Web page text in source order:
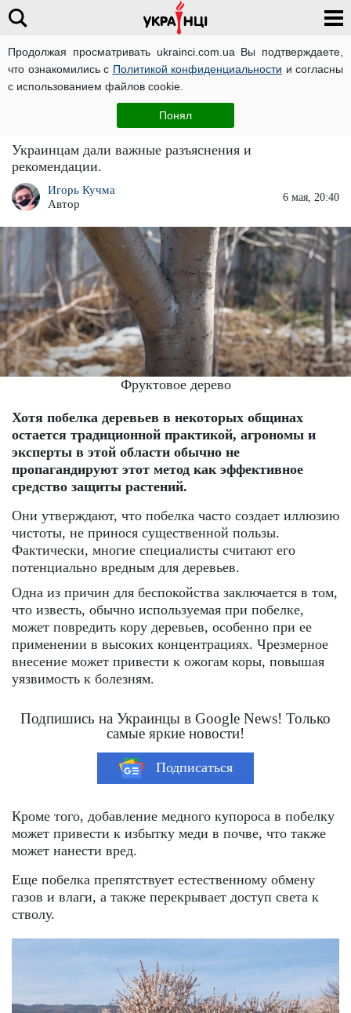
Продолжая просматривать ukrainci.com.ua Вы подтверждаете,
что ознакомились с Политикой конфиденциальности и согласны
с использованием файлов cookie.
Понял
Нужно ли белить деревья весной: агрономы
развенчали популярный миф
Украинцам дали важные разъяснения и
рекомендации.
Игорь Кучма
Автор
6 мая, 20:40
Фруктовое дерево
Хотя побелка деревьев в некоторых общинах
остается традиционной практикой, агрономы и
эксперты в этой области обычно не
пропагандируют этот метод как эффективное
средство защиты растений.
Они утверждают, что побелка часто создает иллюзию
чистоты, не принося существенной пользы.
Фактически, многие специалисты считают его
потенциально вредным для деревьев.
Одна из причин для беспокойства заключается в том,
что известь, обычно используемая при побелке,
может повредить кору деревьев, особенно при ее
применении в высоких концентрациях. Чрезмерное
внесение может привести к ожогам коры, повышая
уязвимость к болезням.
Подпишись на Украинцы в Google News! Только
самые яркие новости!
Подписаться
Кроме того, добавление медного купороса в побелку
может привести к избытку меди в почве, что также
может нанести вред.
Еще побелка препятствует естественному обмену
газов и влаги, а также перекрывает доступ света к
стволу.